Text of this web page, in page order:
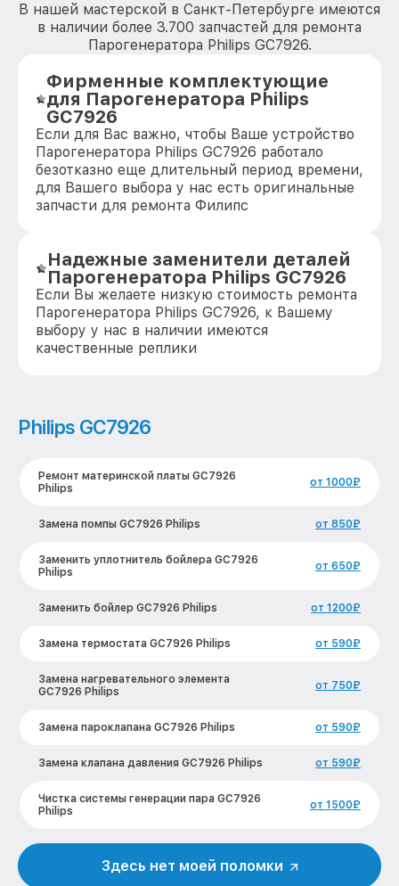
В нашей мастерской в Санкт-Петербурге имеются
в наличии более 3.700 запчастей для ремонта
Парогенератора Philips GC7926.
Фирменные комплектующие
для Парогенератора Philips
GC7926
Если для Вас важно, чтобы Ваше устройство
Парогенератора Philips GC7926 работало
безотказно еще длительный период времени,
для Вашего выбора у нас есть оригинальные
запчасти для ремонта Филипс
Надежные заменители деталей
Парогенератора Philips GC7926
Если Вы желаете низкую стоимость ремонта
Парогенератора Philips GC7926, к Вашему
выбору у нас в наличии имеются
качественные реплики
Philips GC7926
Ремонт материнской платы GC7926
Philips
от 1000₽
Замена помпы GC7926 Philips от 850₽
Заменить уплотнитель бойлера GC7926
Philips
от 650₽
Заменить бойлер GC7926 Philips от 1200₽
Замена термостата GC7926 Philips от 590₽
Замена нагревательного элемента
GC7926 Philips
от 750₽
Замена пароклапана GC7926 Philips от 590₽
Замена клапана давления GC7926 Philips от 590₽
Чистка системы генерации пара GC7926
Philips
от 1500₽
Профилактическая чистка GC7926
Здесь нет моей поломки